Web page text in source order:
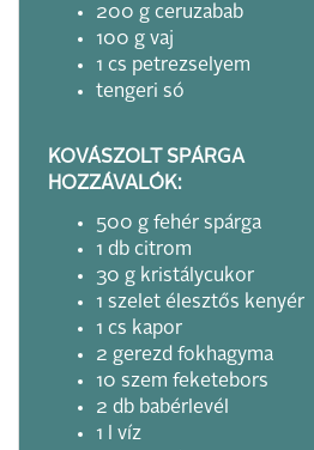
200 g ceruzabab
100 g vaj
1 cs petrezselyem
tengeri só
KOVÁSZOLT SPÁRGA
HOZZÁVALÓK:
500 g fehér spárga
1 db citrom
30 g kristálycukor
1 szelet élesztős kenyér
1 cs kapor
2 gerezd fokhagyma
10 szem feketebors
2 db babérlevél
1 l víz